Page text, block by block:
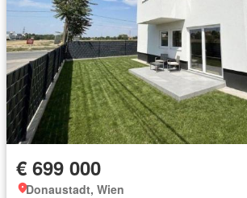
€ 699 000
Donaustadt, Wien